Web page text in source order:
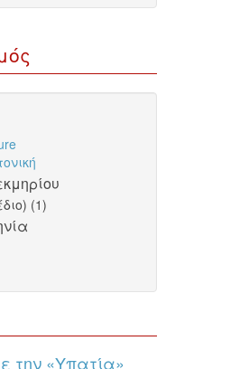
(1)
την «Υπατία»